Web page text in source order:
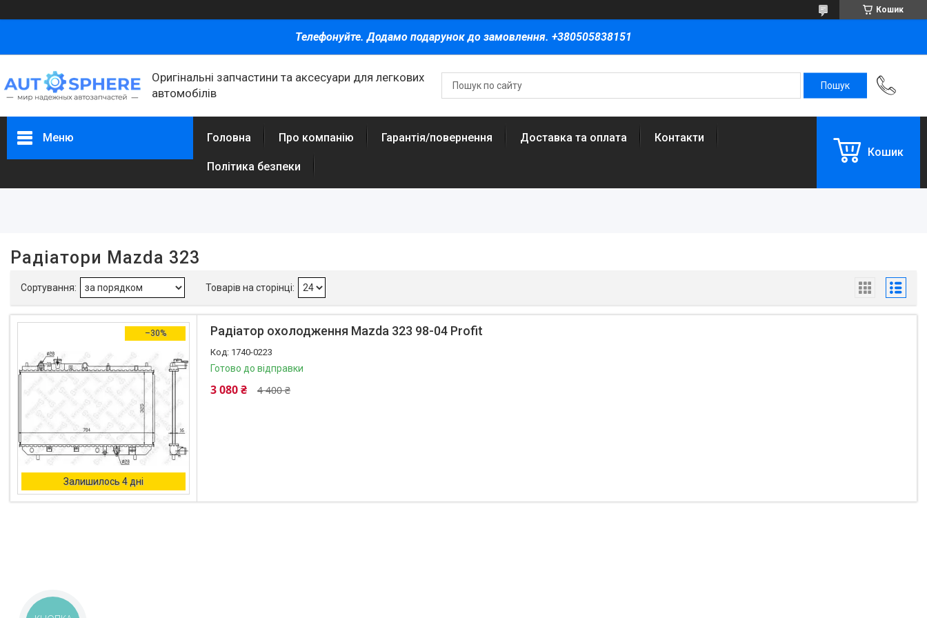
Кошик
Телефонуйте. Додамо подарунок до замовлення. +380505838151
Оригінальні запчастини та аксесуари для легкових
автомобілів
Меню
Каталог товаров
Автомобільні запчастини
Каталог Запчастин
Головна Про компанію Гарантія/повернення Доставка та оплата Контакти
Політика безпеки
Кошик
Радіатори Mazda 323
–30%
Залишилось 4 дні
Радіатор охолодження Mazda 323 98-04 Profit
1740-0223
Готово до відправки
4 400 ₴
3 080 ₴